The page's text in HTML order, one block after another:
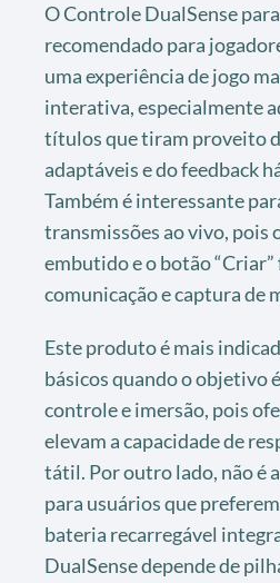
O Controle DualSense
recomendado para
uma experiência de jogo
interativa, especialmente
títulos que tiram proveito
adaptáveis e do feedback
Também é interessante
transmissões ao vivo, pois
embutido e o botão
comunicação e captura de
Este produto é mais
básicos quando o objetivo
controle e imersão, pois
elevam a capacidade de
tátil. Por outro lado, não é
para usuários que
bateria recarregável
DualSense depende de